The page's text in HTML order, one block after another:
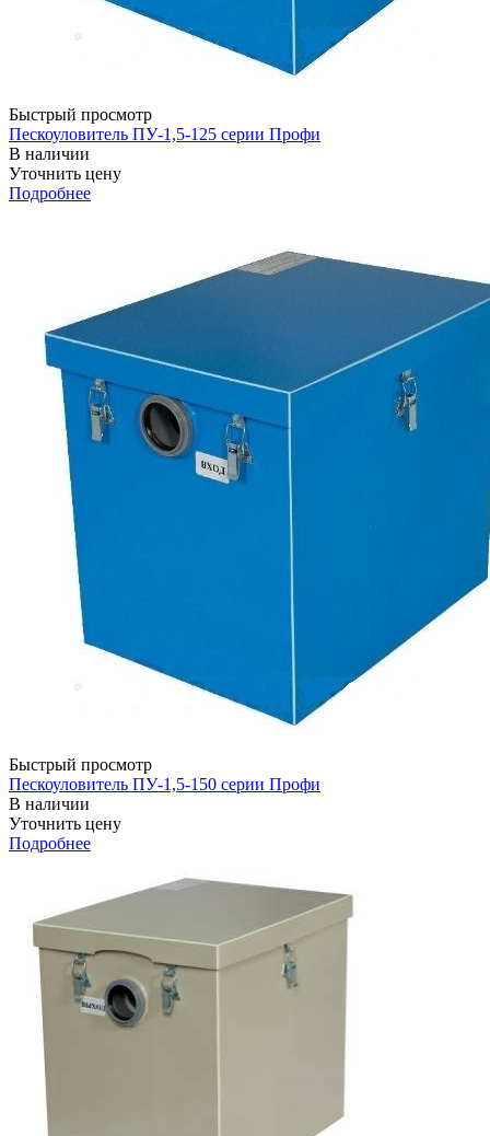
Быстрый просмотр
Пескоуловитель ПУ-1,5-125 серии Профи
В наличии
Уточнить цену
Подробнее
Быстрый просмотр
Пескоуловитель ПУ-1,5-150 серии Профи
В наличии
Уточнить цену
Подробнее